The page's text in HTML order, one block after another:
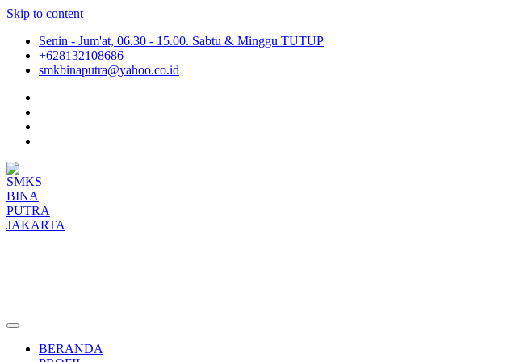
Skip to content
Senin - Jum'at, 06.30 - 15.00. Sabtu & Minggu TUTUP
+628132108686
smkbinaputra@yahoo.co.id
BERANDA